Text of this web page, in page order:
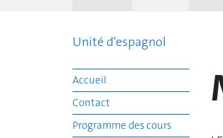
Unité d'espagnol
Accueil
Contact
Programme des cours